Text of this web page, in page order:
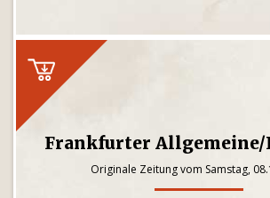
Frankfurter
Originale Zeitung vom Samstag,